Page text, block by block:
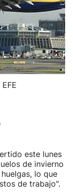
este lunes
de invierno
lo que
de trabajo".